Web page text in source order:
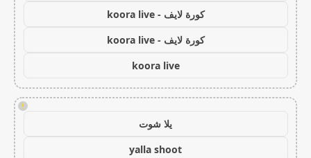
كورة لايف - koora live
كورة لايف - koora live
koora live
!
يلا شوت
yalla shoot